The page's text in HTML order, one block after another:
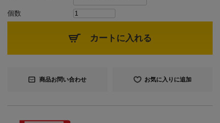
個数
カートに入れる
商品お問い合わせ お気に入りに追加